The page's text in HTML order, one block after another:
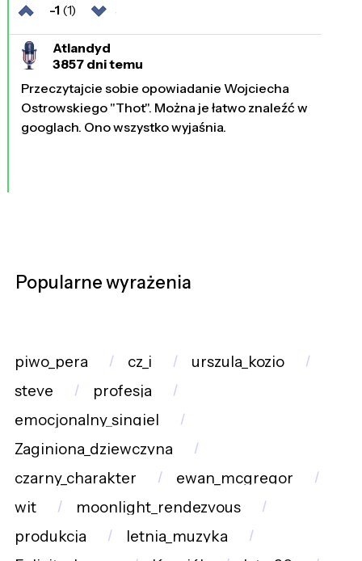
-1(1)
Atlandyd
3857 dni temu
Przeczytajcie sobie opowiadanie Wojciecha
Ostrowskiego "Thot". Można je łatwo znaleźć w
googlach. Ono wszystko wyjaśnia.
Popularne wyrażenia
piwo_pera cz_i
urszula_kozio
steve
profesja
emocjonalny_singiel
Zaginiona_dziewczyna
czarny_charakter
ewan_mcgregor
wit
moonlight_rendezvous
produkcja
letnia_muzyka